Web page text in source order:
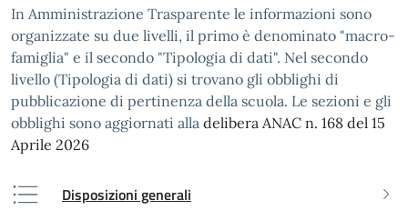
In Amministrazione Trasparente le informazioni sono
organizzate su due livelli, il primo è denominato "macro-
famiglia" e il secondo "Tipologia di dati". Nel secondo
livello (Tipologia di dati) si trovano gli obblighi di
pubblicazione di pertinenza della scuola. Le sezioni e gli
obblighi sono aggiornati alla delibera ANAC n. 168 del 15
Aprile 2026
Disposizioni generali